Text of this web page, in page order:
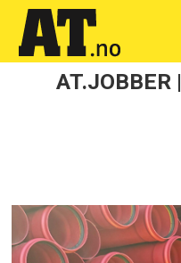
AT.JOBBER |